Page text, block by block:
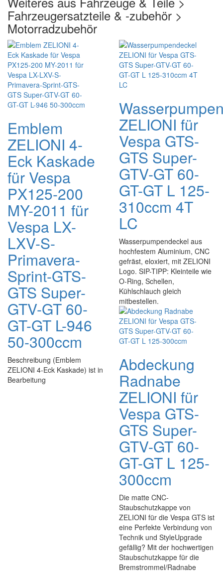
Fahrzeugersatzteile & -zubehör >
Motorradzubehör
Emblem
ZELIONI 4-
Eck Kaskade
für Vespa
PX125-200
MY-2011 für
Vespa LX-
LXV-S-
Primavera-
Sprint-GTS-
GTS Super-
GTV-GT 60-
GT-GT L-946
50-300ccm
Beschreibung (Emblem
ZELIONI 4-Eck Kaskade) ist in
Bearbeitung
ZELIONI für
Vespa GTS-
GTS Super-
GTV-GT 60-
GT-GT L 125-
310ccm 4T
LC
Wasserpumpendeckel aus
hochfestem Aluminium, CNC
gefräst, eloxiert, mit ZELIONI
Logo. SIP-TIPP: Kleinteile wie
O-Ring, Schellen,
Kühlschlauch gleich
mitbestellen.
Abdeckung
Radnabe
ZELIONI für
Vespa GTS-
GTS Super-
GTV-GT 60-
GT-GT L 125-
300ccm
Die matte CNC-
Staubschutzkappe von
ZELIONI für die Vespa GTS ist
eine Perfekte Verbindung von
Technik und StyleUpgrade
gefällig? Mit der hochwertigen
Staubschutzkappe für die
Bremstrommel/Radnabe